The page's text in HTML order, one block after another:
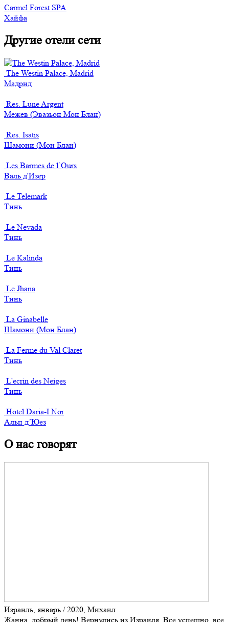
Carmel Forest SPA
Хайфа
Другие отели сети
The Westin Palace, Madrid
Мадрид
Res. Lune Argent
Межев (Эвазьон Мон Блан)
Res. Isatis
Шамони (Мон Блан)
Les Barmes de l’Ours
Валь д'Изер
Le Telemark
Тинь
Le Nevada
Тинь
Le Kalinda
Тинь
Le Jhana
Тинь
La Ginabelle
Шамони (Мон Блан)
La Ferme du Val Claret
Тинь
L'ecrin des Neiges
Тинь
Hotel Daria-I Nor
Альп д’Юез
О нас говорят
Израиль, январь / 2020, Михаил
Жанна, добрый день! Вернулись из Израиля. Все успешно, все